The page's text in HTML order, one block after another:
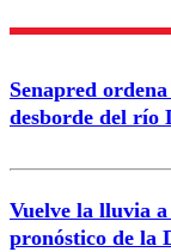
Correo
Senapred
desborde del río
Vuelve la lluvia
pronóstico de la